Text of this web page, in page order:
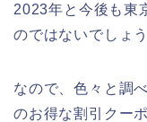
2023年と今後も東
のではないでしょ
なので、色々と調
のお得な割引クー